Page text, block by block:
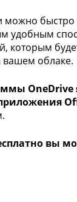
удобным
которым
вашем облаке.
вы